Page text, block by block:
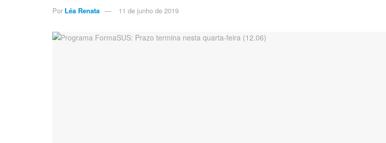
Por Léa Renata 11 de junho de 2019